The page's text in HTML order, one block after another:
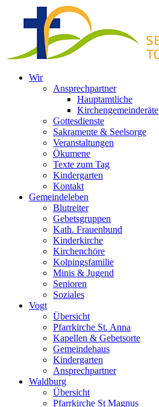
Inhalt
springen
Wir
Ansprechpartner
Hauptamtliche
Kirchengemeinderäte
Gottesdienste
Sakramente & Seelsorge
Veranstaltungen
Ökumene
Texte zum Tag
Kindergarten
Kontakt
Gemeindeleben
Blutreiter
Gebetsgruppen
Kath. Frauenbund
Kinderkirche
Kirchenchöre
Kolpingsfamilie
Minis & Jugend
Senioren
Soziales
Vogt
Übersicht
Pfarrkirche St. Anna
Kapellen & Gebetsorte
Gemeindehaus
Kindergarten
Ansprechpartner
Waldburg
Übersicht
Pfarrkirche St Magnus